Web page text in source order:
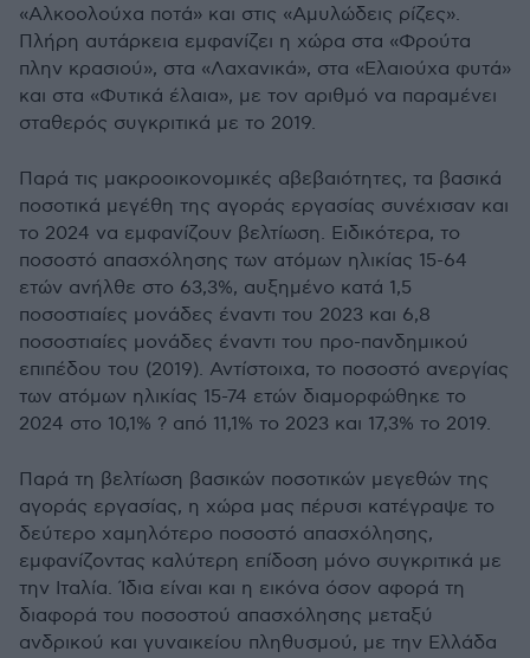
«Αλκοολούχα ποτά» και στις «Αμυλώδεις ρίζες».
Πλήρη αυτάρκεια εμφανίζει η χώρα στα «Φρούτα
πλην κρασιού», στα «Λαχανικά», στα «Ελαιούχα φυτά»
και στα «Φυτικά έλαια», με τον αριθμό να παραμένει
σταθερός συγκριτικά με το 2019.
Παρά τις μακροοικονομικές αβεβαιότητες, τα βασικά
ποσοτικά μεγέθη της αγοράς εργασίας συνέχισαν και
το 2024 να εμφανίζουν βελτίωση. Ειδικότερα, το
ποσοστό απασχόλησης των ατόμων ηλικίας 15-64
ετών ανήλθε στο 63,3%, αυξημένο κατά 1,5
ποσοστιαίες μονάδες έναντι του 2023 και 6,8
ποσοστιαίες μονάδες έναντι του προ-πανδημικού
επιπέδου του (2019). Αντίστοιχα, το ποσοστό ανεργίας
των ατόμων ηλικίας 15-74 ετών διαμορφώθηκε το
2024 στο 10,1% ? από 11,1% το 2023 και 17,3% το 2019.
Παρά τη βελτίωση βασικών ποσοτικών μεγεθών της
αγοράς εργασίας, η χώρα μας πέρυσι κατέγραψε το
δεύτερο χαμηλότερο ποσοστό απασχόλησης,
εμφανίζοντας καλύτερη επίδοση μόνο συγκριτικά με
την Ιταλία. Ίδια είναι και η εικόνα όσον αφορά τη
διαφορά του ποσοστού απασχόλησης μεταξύ
ανδρικού και γυναικείου πληθυσμού, με την Ελλάδα